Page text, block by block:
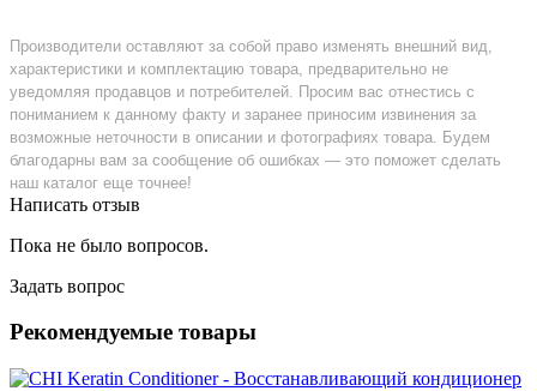
Производители оставляют за собой право изменять внешний вид,
характеристики и комплектацию товара, предварительно не
уведомляя продавцов и потребителей. Просим вас отнестись с
пониманием к данному факту и заранее приносим извинения за
возможные неточности в описании и фотографиях товара. Будем
благодарны вам за сообщение об ошибках — это поможет сделать
наш каталог еще точнее!
Написать отзыв
Пока не было вопросов.
Задать вопрос
Рекомендуемые товары